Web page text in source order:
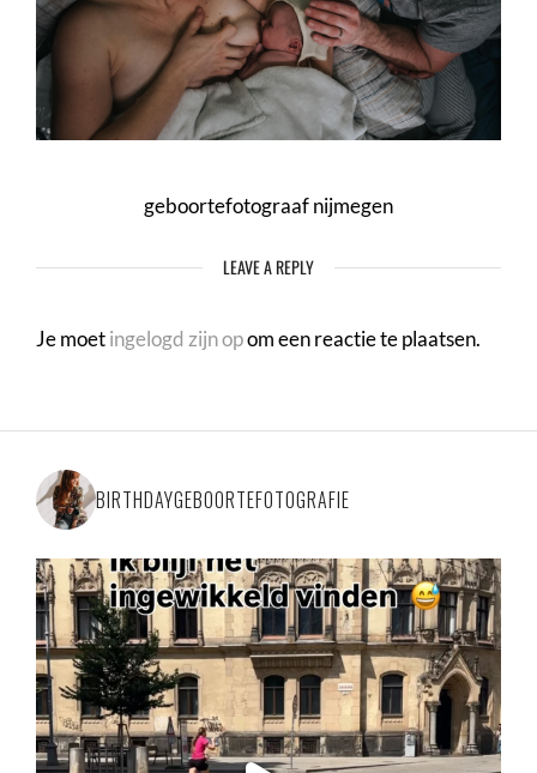
geboortefotograaf nijmegen
LEAVE A REPLY
Je moetingelogd zijn opom een reactie te plaatsen.
BIRTHDAYGEBOORTEFOTOGRAFIE